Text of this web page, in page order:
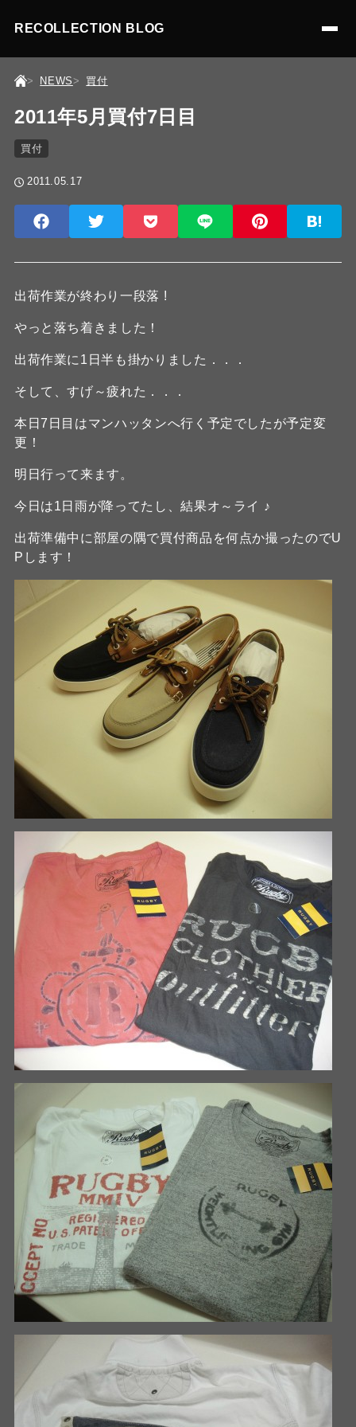
RECOLLECTION BLOG
NEWS 買付
2011年5月買付7日目
買付
2011.05.17
出荷作業が終わり一段落 !
やっと落ち着きました！
出荷作業に1日半も掛かりました．．．
そして、すげ～疲れた．．．
本日7日目はマンハッタンへ行く予定でしたが予定変
更！
明日行って来ます。
今日は1日雨が降ってたし、結果オ～ライ ♪
出荷準備中に部屋の隅で買付商品を何点か撮ったのでU
Pします！